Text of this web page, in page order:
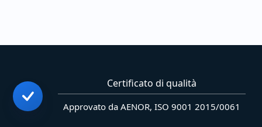
Certificato di qualità
Approvato da AENOR, ISO 9001 2015/0061